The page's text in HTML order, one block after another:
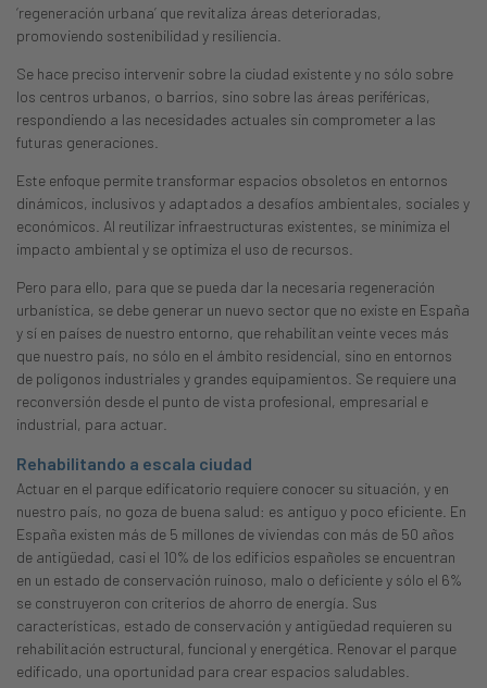
‘regeneración urbana’ que revitaliza áreas deterioradas,
promoviendo sostenibilidad y resiliencia.
Se hace preciso intervenir sobre la ciudad existente y no sólo sobre
los centros urbanos, o barrios, sino sobre las áreas periféricas,
respondiendo a las necesidades actuales sin comprometer a las
futuras generaciones.
Este enfoque permite transformar espacios obsoletos en entornos
dinámicos, inclusivos y adaptados a desafíos ambientales, sociales y
económicos. Al reutilizar infraestructuras existentes, se minimiza el
impacto ambiental y se optimiza el uso de recursos.
Pero para ello, para que se pueda dar la necesaria regeneración
urbanística, se debe generar un nuevo sector que no existe en España
y sí en países de nuestro entorno, que rehabilitan veinte veces más
que nuestro país, no sólo en el ámbito residencial, sino en entornos
de polígonos industriales y grandes equipamientos. Se requiere una
reconversión desde el punto de vista profesional, empresarial e
industrial, para actuar.
Rehabilitando a escala ciudad
Actuar en el parque edificatorio requiere conocer su situación, y en
nuestro país, no goza de buena salud: es antiguo y poco eficiente. En
España existen más de 5 millones de viviendas con más de 50 años
de antigüedad, casi el 10% de los edificios españoles se encuentran
en un estado de conservación ruinoso, malo o deficiente y sólo el 6%
se construyeron con criterios de ahorro de energía. Sus
características, estado de conservación y antigüedad requieren su
rehabilitación estructural, funcional y energética. Renovar el parque
edificado, una oportunidad para crear espacios saludables.